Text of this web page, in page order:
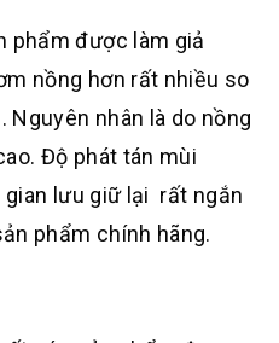
phẩm được làm giả
nồng hơn rất nhiều so
Nguyên nhân là do nồng
Độ phát tán mùi
lưu giữ lại rất ngắn
phẩm chính hãng.